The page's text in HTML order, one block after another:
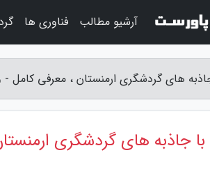
های گردشگری ارمنستان ، معرفی کامل
با جاذبه های گردشگری
آرشیو مطالب فناوری ها